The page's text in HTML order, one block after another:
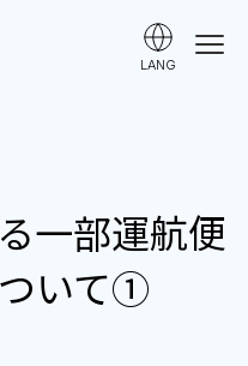
LANG
一部運航便
いて①